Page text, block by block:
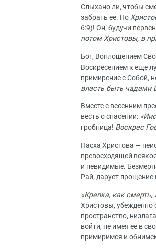
Слыхано ли, чтобы
забрать ее. Но
6:9)! Он, будучи
потом Христовы, в
Бог, Воплощением
Воскресением к еще
примирение с Собой,
власть быть чадами
Вместе с весенним
весть о спасении:
гробница! Воскрес
Пасха Христова —
превосходящей
и невидимые.
Рай, дарует
«Крепка, как смерть,
Христовы, убежденно
пространство,
войти, не имея ее в
примиримся и